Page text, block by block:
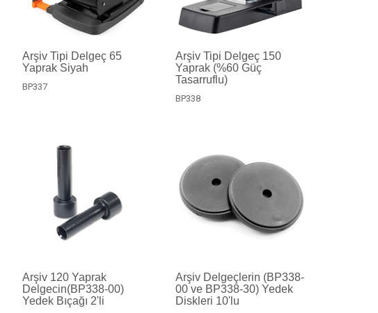
Arşiv Tipi Delgeç 65
Yaprak Siyah
BP337
Arşiv Tipi Delgeç 150
Yaprak (%60 Güç
Tasarruflu)
BP338
Arşiv 120 Yaprak
Delgecin(BP338-00)
Yedek Bıçağı 2'li
Arşiv Delgeçlerin (BP338-
00 ve BP338-30) Yedek
Diskleri 10'lu